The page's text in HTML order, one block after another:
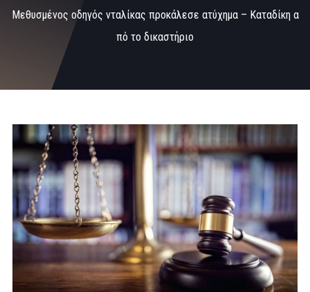
Μεθυσμένος οδηγός νταλίκας προκάλεσε ατύχημα – Καταδίκη α
πό το δικαστήριο